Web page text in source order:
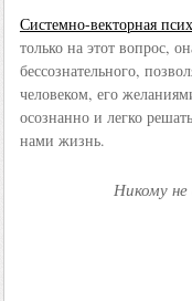
Системно-векторная
только на этот вопрос,
бессознательного,
человеком, его
осознанно и легко
нами жизнь.
Никому